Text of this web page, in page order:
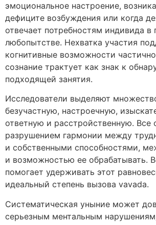
эмоциональное настроение,
дефиците возбуждения или когда
отвечает потребностям индивида в
любопытстве. Нехватка участия
когнитивные возможности
сознание трактует как знак к
подходящей занятия.
Исследователи выделяют
безучастную, настроечную,
ответную и расстройственную. Все
разрушением гармонии между
и собственными способностями,
и возможностью ее обрабатывать.
помогает удерживать этот
идеальный степень вызова vavada.
Систематическая уныние может
серьезным ментальным